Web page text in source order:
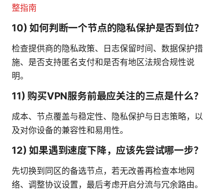
整指南
10) 如何判断一个节点的隐私保护是否到位？
检查提供商的隐私政策、日志保留时间、数据保护措
施、是否支持匿名支付和是否有地区法规合规性说
明。
11) 购买VPN服务前最应关注的三点是什么？
成本、节点覆盖与稳定性、隐私保护与日志策略，以
及对你设备的兼容性和易用性。
12) 如果遇到速度下降，应该先尝试哪一步？
先切换到同区的备选节点，若无改善再检查本地网
络、调整协议设置，最后考虑开启分流与冗余路由。